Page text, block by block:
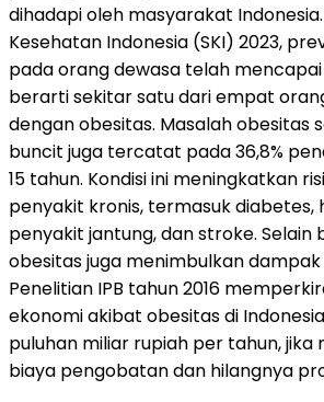
dihadapi oleh masyarakat
Kesehatan Indonesia (SKI) 2023,
pada orang dewasa telah mencapai
berarti sekitar satu dari empat
dengan obesitas. Masalah obesitas
buncit juga tercatat pada 36,8%
15 tahun. Kondisi ini meningkatkan
penyakit kronis, termasuk diabetes,
penyakit jantung, dan stroke. Selain
obesitas juga menimbulkan dampak
Penelitian IPB tahun 2016
ekonomi akibat obesitas di
puluhan miliar rupiah per tahun,
biaya pengobatan dan hilangnya